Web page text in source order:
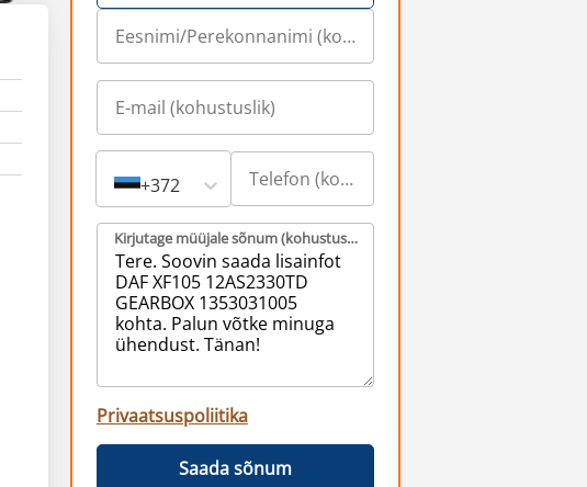
+372
Kirjutage müüjale sõnum (kohustuslik)
Privaatsuspoliitika
Saada sõnum